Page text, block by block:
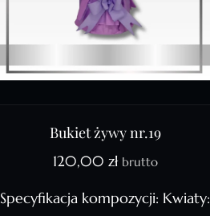
Bukiet żywy nr.19
120,00 zł brutto
Specyfikacja kompozycji: Kwiaty: